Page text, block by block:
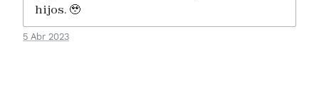
hijos. 🥹
5 Abr 2023